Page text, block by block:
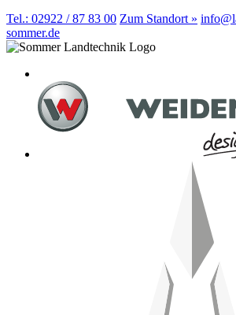
Tel.: 02922 / 87 83 00 Zum Standort »
sommer.de